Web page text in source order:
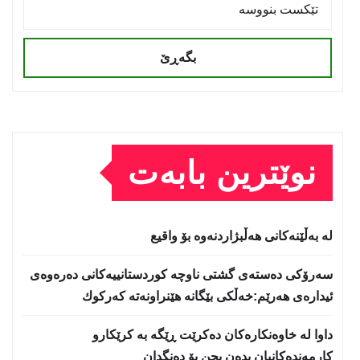
بگەڕێ
نوێترین بابەت
لە بەڵێنەکانی هەڵبژاردنەوە بۆ واقیع
سه‌رۆكی دەستەی گشتی ناوچە كوردستانییەكانی دەرەوەی
ئیدارەی هەرێم:خه‌ڵكی بێگانه‌ هێنراونه‌ته‌ كه‌ركوك
داوا لە خاوەنکارەکان دەکرێت ڕێگە بە کرێکارو
کارمەندەکانیان بدەن بچن بۆ دەنگدان